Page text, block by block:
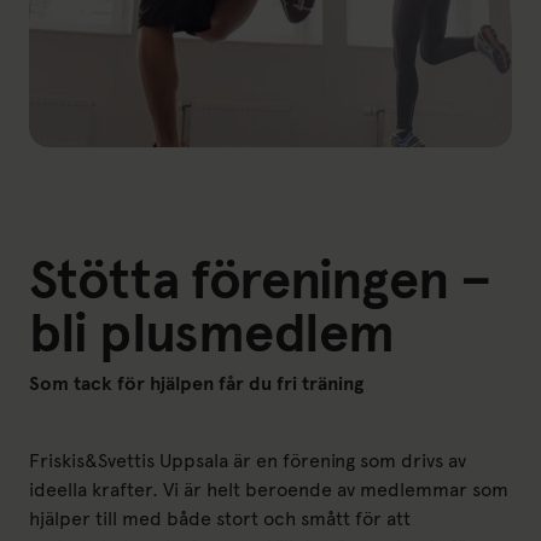
Stötta föreningen –
bli plusmedlem
Som tack för hjälpen får du fri träning
Friskis&Svettis Uppsala är en förening som drivs av
ideella krafter. Vi är helt beroende av medlemmar som
hjälper till med både stort och smått för att